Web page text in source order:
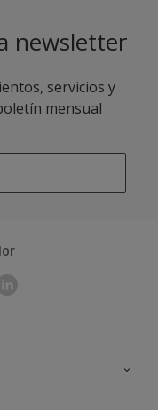
newsletter
servicios y
mensual